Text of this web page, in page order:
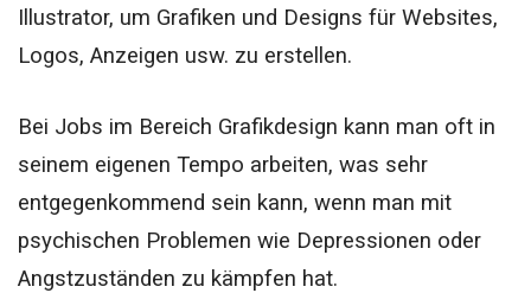
Illustrator, um Grafiken und Designs für Websites,
Logos, Anzeigen usw. zu erstellen.
Bei Jobs im Bereich Grafikdesign kann man oft in
seinem eigenen Tempo arbeiten, was sehr
entgegenkommend sein kann, wenn man mit
psychischen Problemen wie Depressionen oder
Angstzuständen zu kämpfen hat.